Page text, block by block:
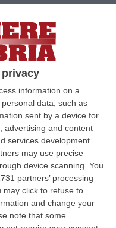
privacy
information on a
data, such as
sent by a device for
advertising and content
services development.
may use precise
device scanning. You
partners’ processing
may click to refuse to
and change your
note that some
per sette anni la pensione di
mensilmente e sot…
“ombra” Tra Sicilia E
NOMI
“ombra”, diretta occultamente
per concorso esterno…
Salvano Una Donna
del Commissariato di
servizio, sono interve…